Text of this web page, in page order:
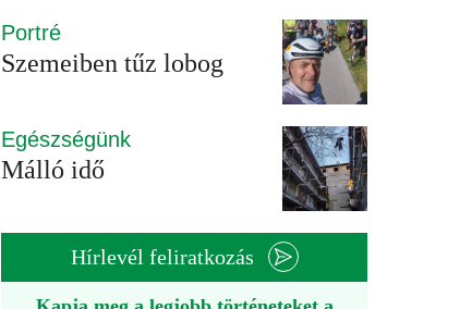
Portré
Szemeiben tűz lobog
Egészségünk
Málló idő
Hírlevél feliratkozás